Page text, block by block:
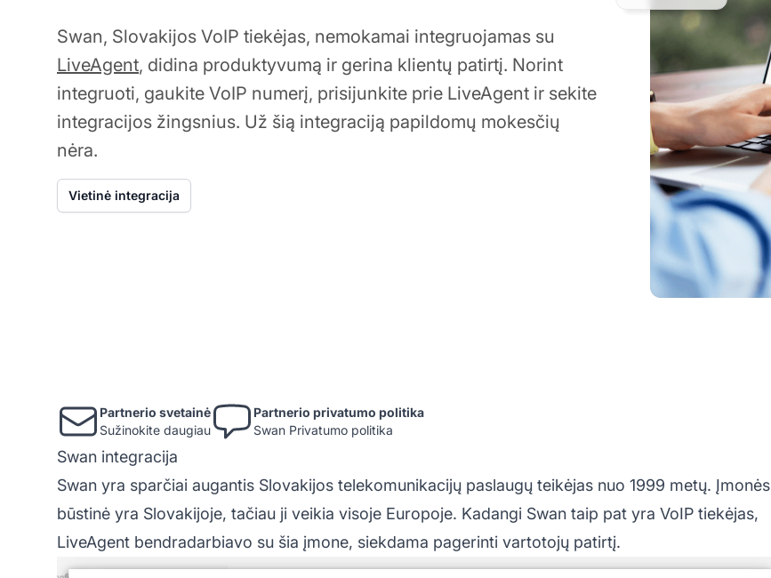
Swan, Slovakijos VoIP tiekėjas, nemokamai integruojamas su
LiveAgent, didina produktyvumą ir gerina klientų patirtį. Norint
integruoti, gaukite VoIP numerį, prisijunkite prie LiveAgent ir sekite
integracijos žingsnius. Už šią integraciją papildomų mokesčių
nėra.
Vietinė integracija
Partnerio svetainė
Sužinokite daugiau
Partnerio privatumo politika
Swan Privatumo politika
Swan integracija
Swan yra sparčiai augantis Slovakijos telekomunikacijų paslaugų teikėjas nuo 1999 metų. Įmonės
būstinė yra Slovakijoje, tačiau ji veikia visoje Europoje. Kadangi Swan taip pat yra VoIP tiekėjas,
LiveAgent bendradarbiavo su šia įmone, siekdama pagerinti vartotojų patirtį.